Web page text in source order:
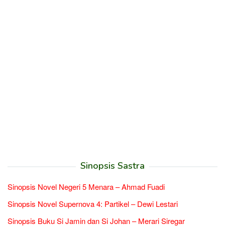
Sinopsis Sastra
Sinopsis Novel Negeri 5 Menara – Ahmad Fuadi
Sinopsis Novel Supernova 4: Partikel – Dewi Lestari
Sinopsis Buku Si Jamin dan Si Johan – Merari Siregar